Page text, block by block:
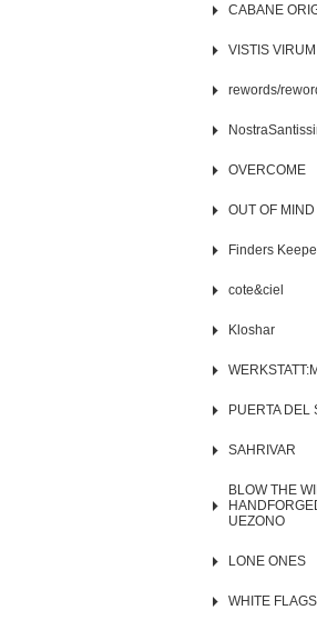
CABANE
VISTIS
rewords/
OVERCOME
OUT OF MIND
Finders
cote&ciel
Kloshar
PUERTA DEL
SAHRIVAR
BLOW THE
UEZONO
LONE ONES
WHITE FLAGS